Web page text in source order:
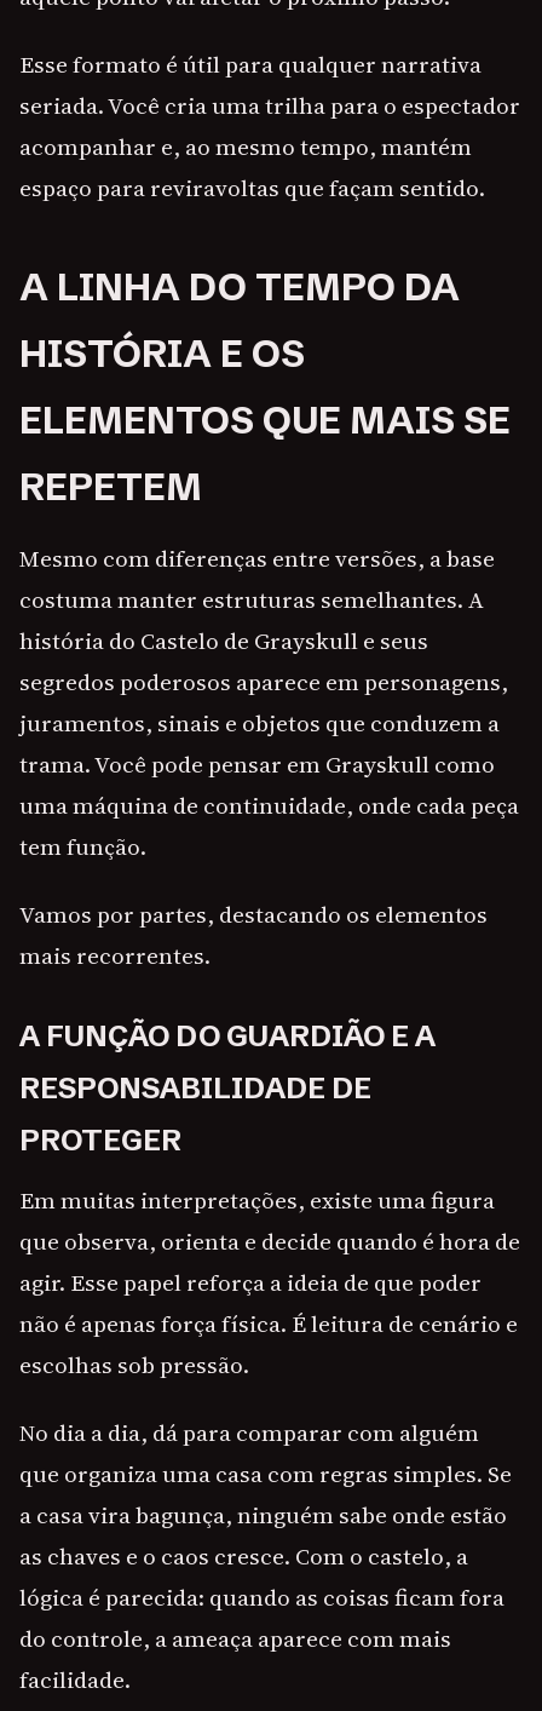
Esse formato é útil para qualquer narrativa
seriada. Você cria uma trilha para o espectador
acompanhar e, ao mesmo tempo, mantém
espaço para reviravoltas que façam sentido.
A LINHA DO TEMPO DA
HISTÓRIA E OS
ELEMENTOS QUE MAIS SE
REPETEM
Mesmo com diferenças entre versões, a base
costuma manter estruturas semelhantes. A
história do Castelo de Grayskull e seus
segredos poderosos aparece em personagens,
juramentos, sinais e objetos que conduzem a
trama. Você pode pensar em Grayskull como
uma máquina de continuidade, onde cada peça
tem função.
Vamos por partes, destacando os elementos
mais recorrentes.
A FUNÇÃO DO GUARDIÃO E A
RESPONSABILIDADE DE
PROTEGER
Em muitas interpretações, existe uma figura
que observa, orienta e decide quando é hora de
agir. Esse papel reforça a ideia de que poder
não é apenas força física. É leitura de cenário e
escolhas sob pressão.
No dia a dia, dá para comparar com alguém
que organiza uma casa com regras simples. Se
a casa vira bagunça, ninguém sabe onde estão
as chaves e o caos cresce. Com o castelo, a
lógica é parecida: quando as coisas ficam fora
do controle, a ameaça aparece com mais
facilidade.